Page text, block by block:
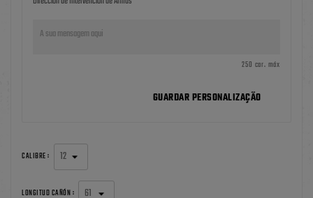
250 car. máx
GUARDAR PERSONALIZAÇÃO
CALIBRE :
LONGITUD CAÑÓN :